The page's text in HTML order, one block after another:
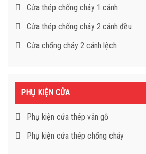
Cửa thép chống cháy 1 cánh
Cửa thép chống cháy 2 cánh đều
Cửa chống cháy 2 cánh lệch
PHỤ KIỆN CỬA
Phụ kiện cửa thép vân gỗ
Phụ kiện cửa thép chống cháy